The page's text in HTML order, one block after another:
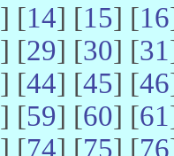
] [14] [15] [16
] [29] [30] [31
] [44] [45] [46
] [59] [60] [61
] [74] [75] [76